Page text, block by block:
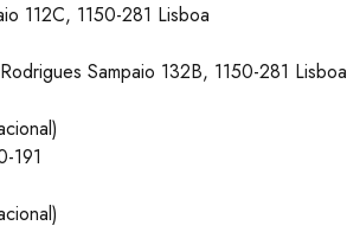
112C, 1150-281 Lisboa
Sampaio 132B, 1150-281 Lisboa
191